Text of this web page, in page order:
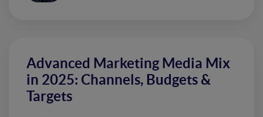
Advanced Marketing Media Mix
in 2025: Channels, Budgets &
Targets